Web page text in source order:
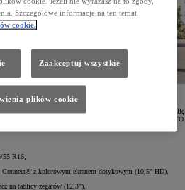
i napędowe Corolli. W przypadku firm wybierających Corollę
1.8 Hybrid 140 KM miesięczna rata w Leasingu KINTO
55 R16,
z kolorowym ekranem dotykowym (10,5" HD),
na tablicy zegarów (12,3"),
Szczegółowe informacje na ten temat
cookie.
Zaakceptuj wszystkie
plików cookie